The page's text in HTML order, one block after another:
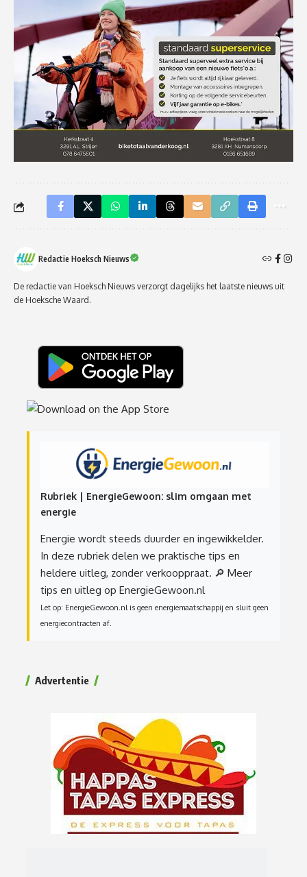
Redactie Hoeksch Nieuws
De redactie van Hoeksch Nieuws verzorgt dagelijks het laatste nieuws uit
de Hoeksche Waard.
Rubriek | EnergieGewoon: slim omgaan met
energie
Energie wordt steeds duurder en ingewikkelder.
In deze rubriek delen we praktische tips en
heldere uitleg, zonder verkooppraat. 🔎 Meer
tips en uitleg op EnergieGewoon.nl
Let op: EnergieGewoon.nl is geen energiemaatschappij en sluit geen
energiecontracten af.
Advertentie